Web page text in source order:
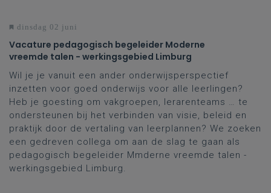
dinsdag 02 juni
Vacature pedagogisch begeleider Moderne
vreemde talen - werkingsgebied Limburg
Wil je je vanuit een ander onderwijsperspectief
inzetten voor goed onderwijs voor alle leerlingen?
Heb je goesting om vakgroepen, lerarenteams … te
ondersteunen bij het verbinden van visie, beleid en
praktijk door de vertaling van leerplannen? We zoeken
een gedreven collega om aan de slag te gaan als
pedagogisch begeleider Mmderne vreemde talen -
werkingsgebied Limburg.